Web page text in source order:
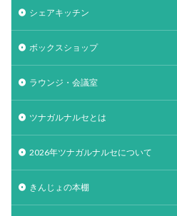
シェアキッチン
ボックスショップ
ラウンジ・会議室
ツナガルナルセとは
2026年ツナガルナルセについて
きんじょの本棚